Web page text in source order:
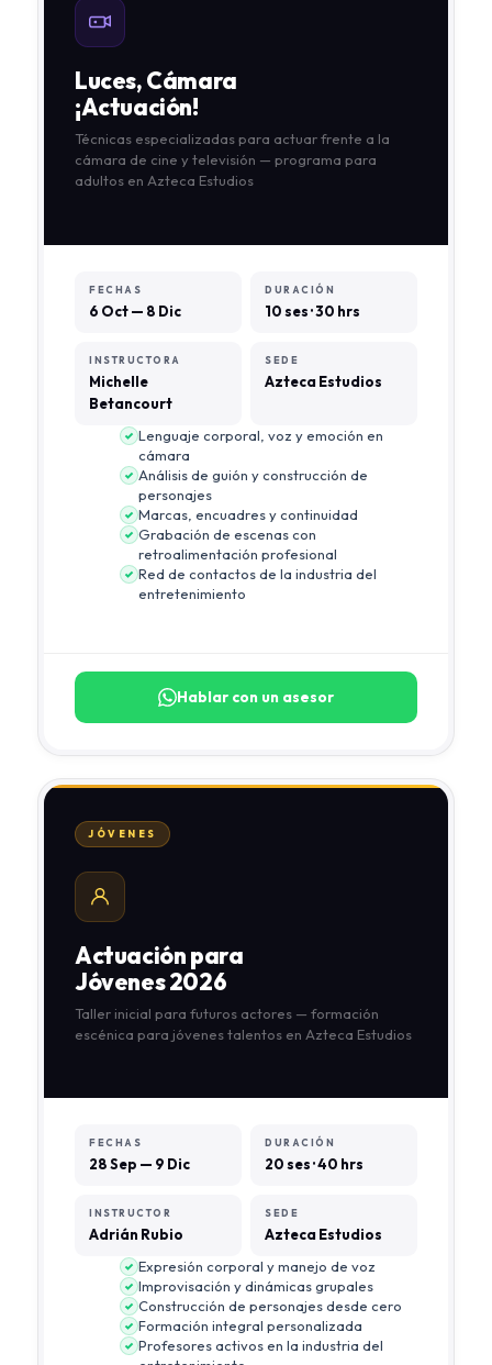
Luces, Cámara
¡Actuación!
Técnicas especializadas para actuar frente a la
cámara de cine y televisión — programa para
adultos en Azteca Estudios
FECHAS
6 Oct — 8 Dic
DURACIÓN
10 ses · 30 hrs
INSTRUCTORA
Michelle
Betancourt
SEDE
Azteca Estudios
Lenguaje corporal, voz y emoción en
cámara
Análisis de guión y construcción de
personajes
Marcas, encuadres y continuidad
Grabación de escenas con
retroalimentación profesional
Red de contactos de la industria del
entretenimiento
Hablar con un asesor
JÓVENES
Actuación para
Jóvenes 2026
Taller inicial para futuros actores — formación
escénica para jóvenes talentos en Azteca Estudios
FECHAS
28 Sep — 9 Dic
DURACIÓN
20 ses · 40 hrs
INSTRUCTOR
Adrián Rubio
SEDE
Azteca Estudios
Expresión corporal y manejo de voz
Improvisación y dinámicas grupales
Construcción de personajes desde cero
Formación integral personalizada
Profesores activos en la industria del